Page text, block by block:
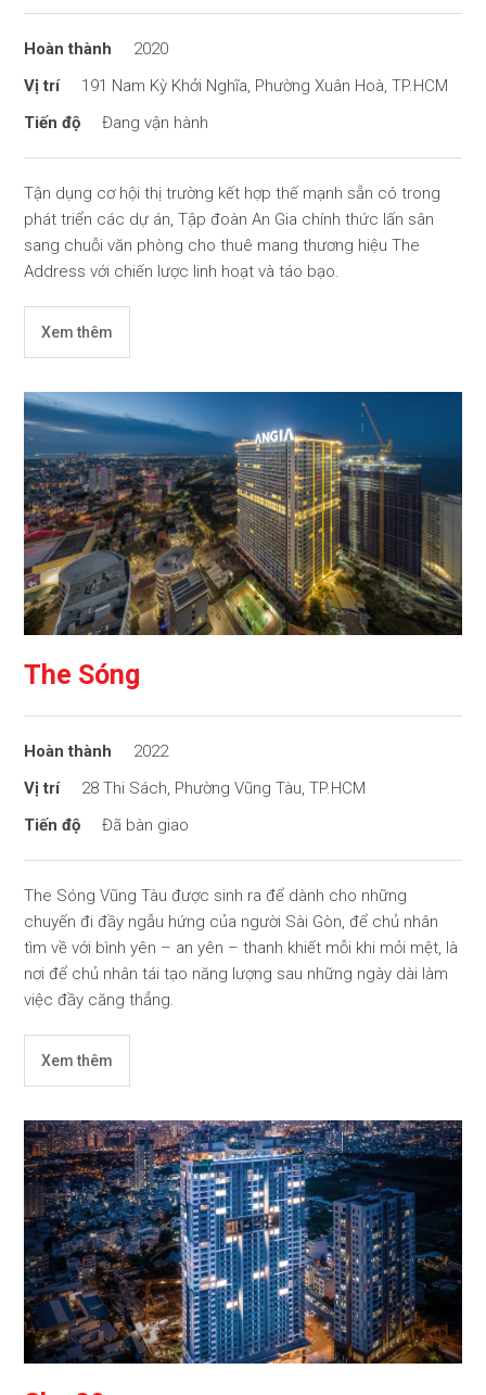
2020
191 Nam Kỳ Khởi Nghĩa, Phường Xuân Hoà, TP.HCM
Đang vận hành
Tận dụng cơ hội thị trường kết hợp thế mạnh sẵn có trong
phát triển các dự án, Tập đoàn An Gia chính thức lấn sân
sang chuỗi văn phòng cho thuê mang thương hiệu The
Address với chiến lược linh hoạt và táo bạo.
Xem thêm
The Sóng
2022
28 Thi Sách, Phường Vũng Tàu, TP.HCM
Đã bàn giao
The Sóng Vũng Tàu được sinh ra để dành cho những
chuyến đi đầy ngẫu hứng của người Sài Gòn, để chủ nhân
tìm về với bình yên – an yên – thanh khiết mỗi khi mỏi mệt, là
nơi để chủ nhân tái tạo năng lượng sau những ngày dài làm
việc đầy căng thẳng.
Xem thêm